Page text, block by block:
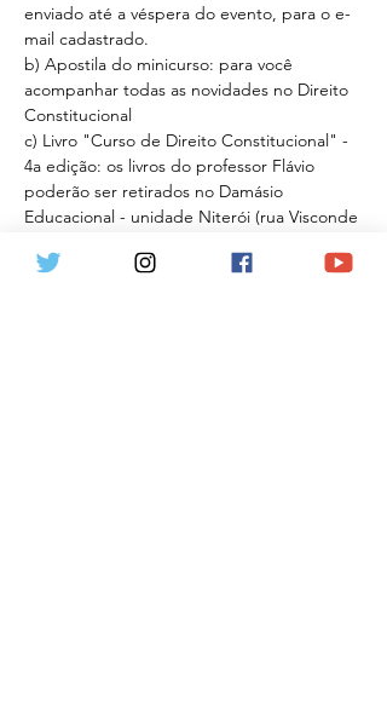
enviado até a véspera do evento, para o e-
mail cadastrado.
b) Apostila do minicurso: para você
acompanhar todas as novidades no Direito
Constitucional
c) Livro "Curso de Direito Constitucional" -
4a edição: os livros do professor Flávio
poderão ser retirados no Damásio
Educacional - unidade Niterói (rua Visconde
(021) 98232-5180